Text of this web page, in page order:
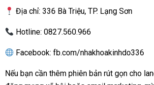
Địa chỉ: 336 Bà Triệu, TP. Lạng Sơn
Hotline: 0827.560.966
Facebook: fb.com/nhakhoakinhdo336
Nếu bạn cần thêm phiên bản rút gọn cho